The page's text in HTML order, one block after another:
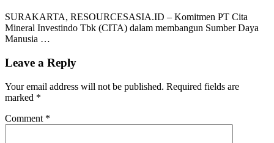
SURAKARTA, RESOURCESASIA.ID – Komitmen PT Cita
Mineral Investindo Tbk (CITA) dalam membangun Sumber Daya
Manusia …
Leave a Reply
Your email address will not be published. Required fields are
marked *
Comment *